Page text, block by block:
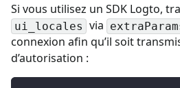
Si vous utilisez un SDK Logto,
ui_locales via
connexion afin qu’il soit
d’autorisation :